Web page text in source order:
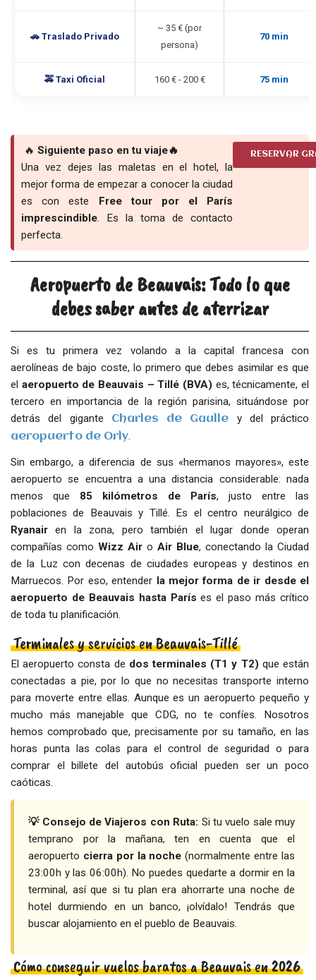
🚗 Traslado Privado
~ 35 € (por
persona)
70 min
🚕 Taxi Oficial 160 € - 200 € 75 min
🔥 Siguiente paso en tu viaje🔥
Una vez dejes las maletas en el hotel, la
mejor forma de empezar a conocer la ciudad
es con este Free tour por el París
imprescindible. Es la toma de contacto
perfecta.
RESERVAR
Aeropuerto de Beauvais: Todo lo que
debes saber antes de aterrizar
Si es tu primera vez volando a la capital francesa con
aerolíneas de bajo coste, lo primero que debes asimilar es que
el aeropuerto de Beauvais – Tillé (BVA) es, técnicamente, el
tercero en importancia de la región parisina, situándose por
detrás del gigante
Charles de Gaulle y del práctico
aeropuerto de Orly.
Sin embargo, a diferencia de sus «hermanos mayores», este
aeropuerto se encuentra a una distancia considerable: nada
menos que 85 kilómetros de París, justo entre las
poblaciones de Beauvais y Tillé. Es el centro neurálgico de
Ryanair en la zona, pero también el lugar donde operan
compañías como Wizz Air o Air Blue, conectando la Ciudad
de la Luz con decenas de ciudades europeas y destinos en
Marruecos. Por eso, entender la mejor forma de ir desde el
aeropuerto de Beauvais hasta París es el paso más crítico
de toda tu planificación.
Terminales y servicios en Beauvais-Tillé
El aeropuerto consta de dos terminales (T1 y T2)que están
conectadas a pie, por lo que no necesitas transporte interno
para moverte entre ellas. Aunque es un aeropuerto pequeño y
mucho más manejable que CDG, no te confíes. Nosotros
hemos comprobado que, precisamente por su tamaño, en las
horas punta las colas para el control de seguridad o para
comprar el billete del autobús oficial pueden ser un poco
caóticas.
💡 Consejo de Viajeros con Ruta: Si tu vuelo sale muy
temprano por la mañana, ten en cuenta que el
aeropuerto cierra por la noche (normalmente entre las
23:00h y las 06:00h). No puedes quedarte a dormir en la
terminal, así que si tu plan era ahorrarte una noche de
hotel durmiendo en un banco, ¡olvídalo! Tendrás que
buscar alojamiento en el pueblo de Beauvais.
Cómo conseguir vuelos baratos a Beauvais en 2026